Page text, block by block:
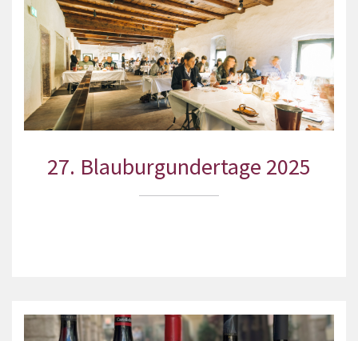
27. Blauburgundertage 2025